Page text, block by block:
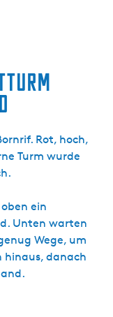
Rot, hoch,
Turm wurde
ein
Unten warten
Wege, um
hinaus, danach